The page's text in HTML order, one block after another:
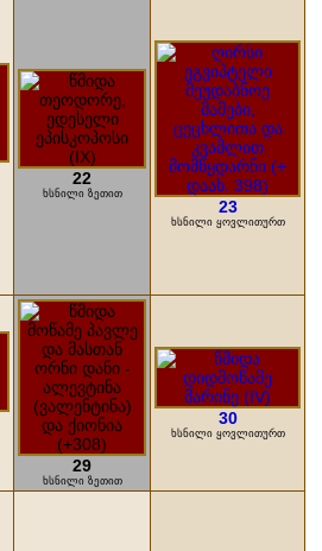
22
ხსნილი ზეთით
23
ხსნილი ყოვლითურთ
29
ხსნილი ზეთით
30
ხსნილი ყოვლითურთ